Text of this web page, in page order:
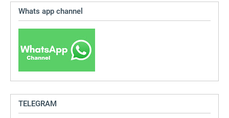
Whats app channel
TELEGRAM